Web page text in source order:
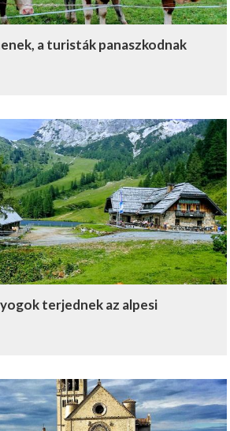
a turisták panaszkodnak
terjednek az alpesi